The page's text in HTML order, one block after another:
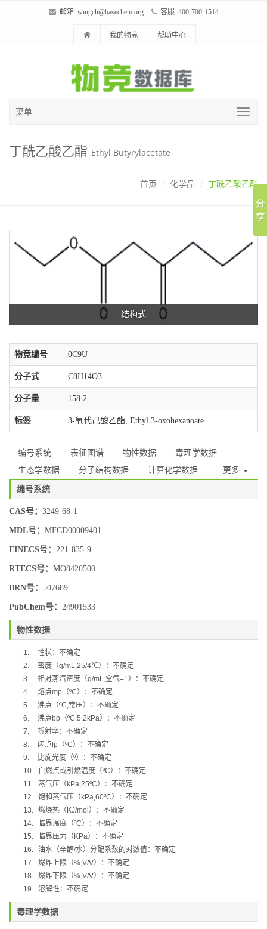
邮箱: wingch@basechem.org 客服: 400-700-1514
我的物竞 帮助中心
菜单
丁酰乙酸乙酯 Ethyl Butyrylacetate
首页 化学品 丁酰乙酸乙酯
结构式
物竞编号 0C9U
分子式 C8H14O3
分子量 158.2
标签 3-氧代己酸乙酯, Ethyl 3-oxohexanoate
编号系统 表征图谱 物性数据
毒理学数据
生态学数据
分子结构数据 计算化学数据 更多
编号系统
CAS号： 3249-68-1
MDL号： MFCD00009401
EINECS号： 221-835-9
RTECS号： MO8420500
BRN号： 507689
PubChem号： 24901533
物性数据
1.
性状：不确定
2.
密度（g/mL,25/4℃）：不确定
3.
相对蒸汽密度（g/mL,空气=1）：不确定
4.
熔点mp （ºC）：不确定
5.
沸点（ºC,常压）：不确定
6.
沸点bp （ºC,5.2kPa）：不确定
7.
折射率：不确定
8.
闪点fp （ºC）：不确定
9.
比旋光度（º）：不确定
10.
自燃点或引燃温度（ºC）：不确定
11.
蒸气压（ kPa,25ºC）：不确定
12. 饱和蒸气压（ kPa,60ºC）：不确定
13. 燃烧热（ KJ/mol ）：不确定
14.
临界温度（ºC）：不确定
15.
临界压力（ KPa）：不确定
16. 油水（辛醇/水）分配系数的对数值：不确定
17. 爆炸上限（%,V/V）：不确定
18. 爆炸下限（%,V/V）：不确定
19. 溶解性：不确定
毒理学数据